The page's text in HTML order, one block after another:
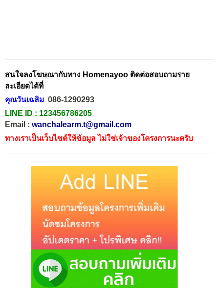
สนใจลงโฆษณากับทาง Homenayoo ติดต่อสอบถามราย
ละเอียดได้ที่
คุณวันเฉลิม 086-1290293
LINE ID : 123456786205
Email : wanchalearm.t@gmail.com
ทางเราเป็นเว็บไซต์ให้ข้อมูล ไม่ใช่เจ้าของโครงการนะครับ